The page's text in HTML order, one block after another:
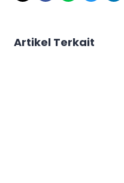
Artikel Terkait